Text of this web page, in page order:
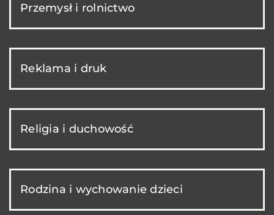
Przemysł i rolnictwo
Reklama i druk
Religia i duchowość
Rodzina i wychowanie dzieci